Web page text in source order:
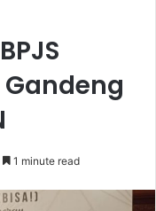
1 minute read